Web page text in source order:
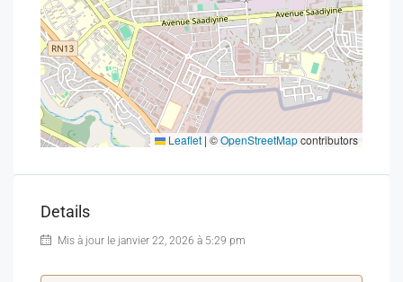
Axe principal très recherché
Faible loyer par rapport à l’emplacement
Idéalinvestissementouactivité immédiate
Contact : +212 6 51 70 05 67
Pour plus d’informations ou pour organiser une visite.
magasin à vendre Meknès
commerce centre-ville Meknès
magasin prêt-à-porter Meknès
investissement commercial Meknès
Leaflet | ©OpenStreetMapcontributors
Details
Mis à jour le janvier 22, 2026 à 5:29 pm